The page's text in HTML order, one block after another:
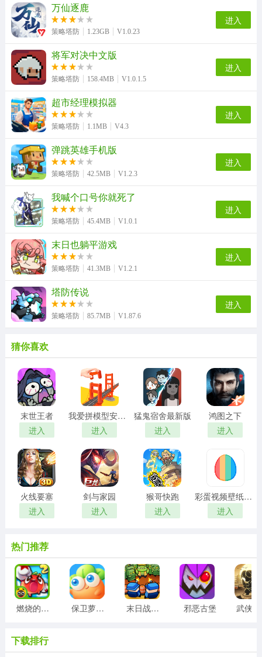
万仙逐鹿
策略塔防 1.23GB V1.0.23
进入
将军对决中文版
策略塔防 158.4MB V1.0.1.5
进入
超市经理模拟器
策略塔防 1.1MB V4.3
进入
弹跳英雄手机版
策略塔防 42.5MB V1.2.3
进入
我喊个口号你就死了
策略塔防 45.4MB V1.0.1
进入
末日也躺平游戏
策略塔防 41.3MB V1.2.1
进入
塔防传说
策略塔防 85.7MB V1.87.6
进入
猜你喜欢
末世王者
进入
我爱拼模型安卓版
进入
猛鬼宿舍最新版
进入
鸿图之下
进入
火线要塞
进入
剑与家园
进入
猴哥快跑
进入
彩蛋视频壁纸手机版
进入
热门推荐
燃烧的蔬菜2正版 保卫萝卜3最新版 末日战线最新版 邪恶古堡
下载排行